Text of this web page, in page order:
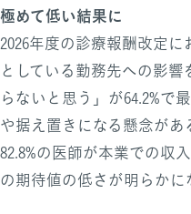
極めて低い結果に
2026年度の診療報酬改定
としている勤務先への影
らないと思う」が64.2%で
や据え置きになる懸念があ
82.8%の医師が本業での収
の期待値の低さが明らかに